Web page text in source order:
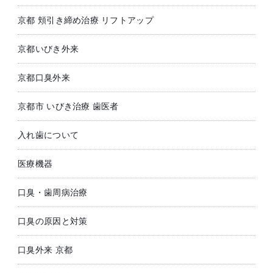
京都 頬引き締め治療 リフトアップ
京都いびき外来
京都口臭外来
京都市 いびき治療 歯医者
入れ歯について
医療機器
口臭・歯周病治療
口臭の原因と対策
口臭外来 京都